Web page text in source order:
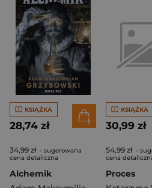
KSIĄŻKA
28,74 zł
34,99 zł - sugerowana
cena detaliczna
Alchemik
KSIĄŻKA
30,99 zł
54,99 zł -
cena
Proces